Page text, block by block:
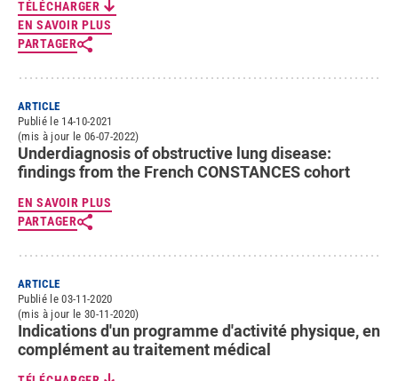
TÉLÉCHARGER
EN SAVOIR PLUS
PARTAGER
ARTICLE
Publié le 14-10-2021
(mis à jour le 06-07-2022)
Underdiagnosis of obstructive lung disease:
findings from the French CONSTANCES cohort
EN SAVOIR PLUS
PARTAGER
ARTICLE
Publié le 03-11-2020
(mis à jour le 30-11-2020)
Indications d'un programme d'activité physique, en
complément au traitement médical